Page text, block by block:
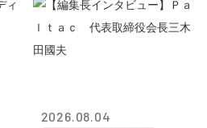
2026.08.04